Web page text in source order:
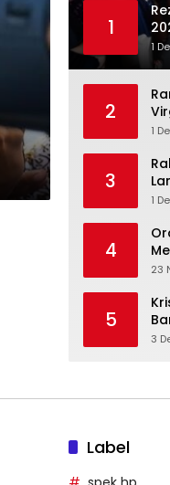
1
1
2
1
3
1
4
23
5
3
Label